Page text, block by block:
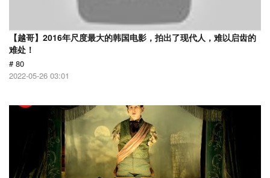
【越哥】2016年尺度最大的韩国电影，拍出了现代人，难以启齿的
难处！
# 80
2022-05-26 03:01